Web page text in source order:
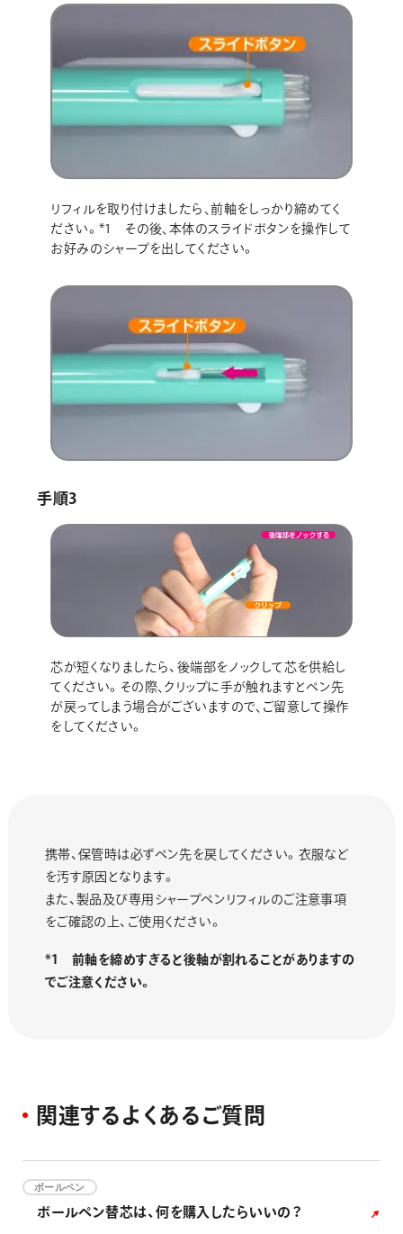
リフィルを取り付けましたら､前軸をしっかり締めてく
ださい。*1 その後､本体のスライドボタンを操作して
お好みのシャープを出してください。
手順3
芯が短くなりましたら、後端部をノックして芯を供給し
てください。その際､クリップに手が触れますとペン先
が戻ってしまう場合がございますので､ご留意して操作
をしてください。
携帯、保管時は必ずペン先を戻してください。衣服など
を汚す原因となります。
また、製品及び専用シャープペンリフィルのご注意事項
をご確認の上、ご使用ください。
*1 前軸を締めすぎると後軸が割れることがありますの
でご注意ください。
関 連する よ く ある ご質 問
ボールペン
ボールペン替芯は、何を購入したらいいの？